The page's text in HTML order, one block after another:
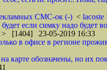
СМС-ок (-) < lacoste
если симку надо будет
> [1404] 23-05-2019 16:33
в офисе в регионе
карте обозначены, но их